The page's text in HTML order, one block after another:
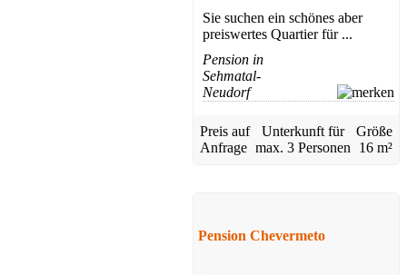
Sie suchen ein schönes aber
preiswertes Quartier für ...
Pension in
Sehmatal-
Neudorf
Preis auf
Anfrage
Unterkunft für
max.3 Personen
Größe
16 m²
Pension Chevermeto